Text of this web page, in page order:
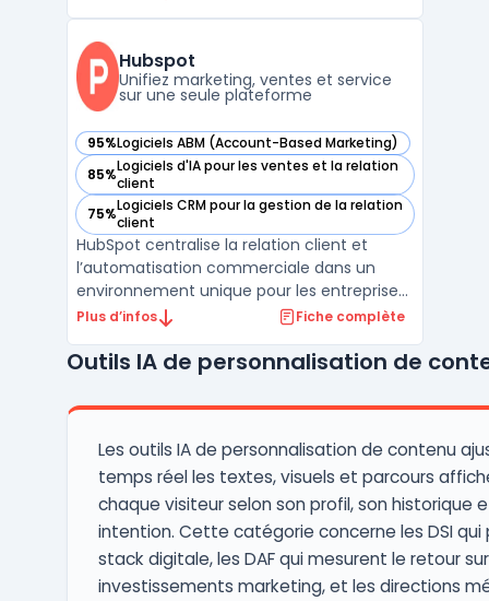
lorsqu’il s’agit de coordonner emails, SMS,
messages mobiles et web tout ...
Hubspot
Unifiez marketing, ventes et service
sur une seule plateforme
95%Logiciels ABM (Account-Based Marketing)
— voir Hubspot dans cette catégorie
85%Logiciels d'IA pour les ventes et la relation
client
— voir Hubspot dans cette catégorie
75%Logiciels CRM pour la gestion de la relation
client
— voir Hubspot dans cette catégorie
HubSpot centralise la relation client et
l’automatisation commerciale dans un
environnement unique pour les entreprises
de toute taille. La plateforme cible les
client et opérations qui souhaitent unifier
support, ...
Plus d’infos Fiche complète
Outils IA de personnalisation de
Les outils IA de personnalisation de contenu
temps réel les textes, visuels et parcours
chaque visiteur selon son profil, son historique
intention. Cette catégorie concerne les DSI qui
stack digitale, les DAF qui mesurent le retour
investissements marketing, et les directions